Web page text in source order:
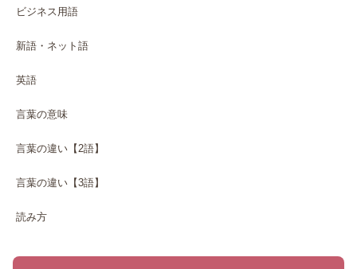
ビジネス用語
新語・ネット語
英語
言葉の意味
言葉の違い【2語】
言葉の違い【3語】
読み方